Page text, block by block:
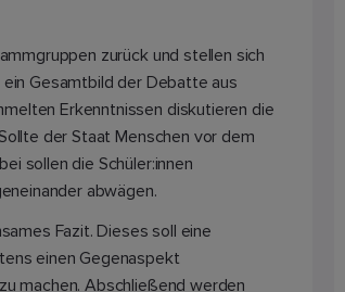
zurück und stellen sich
Gesamtbild der Debatte aus
Erkenntnissen diskutieren die
der Staat Menschen vor dem
sollen die Schüler:innen
abwägen.
Fazit. Dieses soll eine
einen Gegenaspekt
machen. Abschließend werden